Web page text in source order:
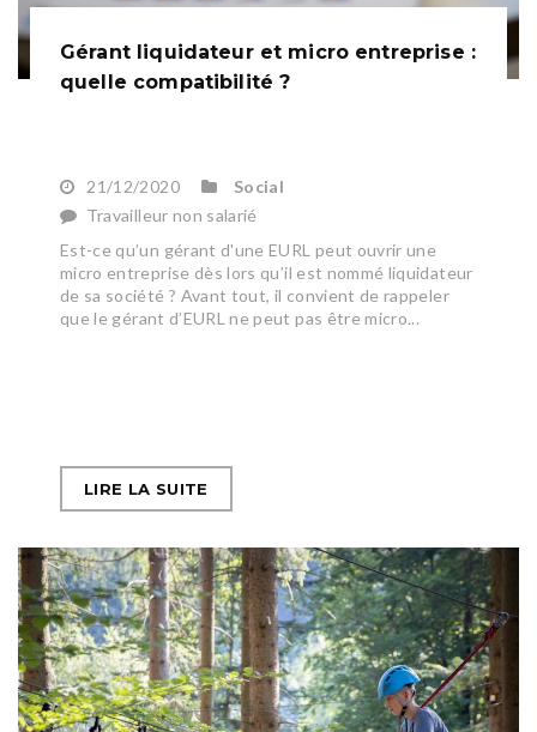
Gérant liquidateur et micro entreprise :
quelle compatibilité ?
21/12/2020
Social
Travailleur non salarié
Est-ce qu’un gérant d'une EURL peut ouvrir une
micro entreprise dès lors qu’il est nommé liquidateur
de sa société ? Avant tout, il convient de rappeler
que le gérant d’EURL ne peut pas être micro...
LIRE LA SUITE